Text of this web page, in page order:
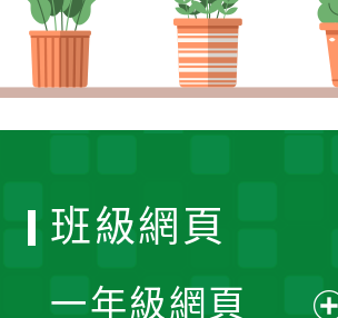
班級網頁
一年級網頁